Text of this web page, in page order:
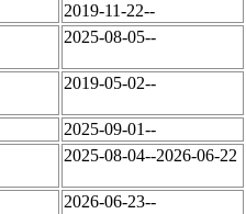
2019-11-22--
2025-08-05--
2019-05-02--
2025-09-01--
2025-08-04--2026-06-22
2026-06-23--